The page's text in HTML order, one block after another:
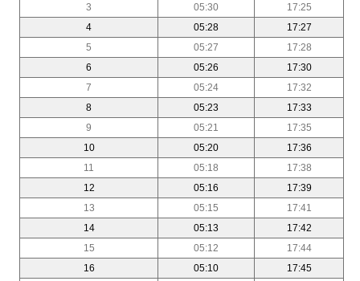
3
05:30
17:25
4
05:28
17:27
5
05:27
17:28
6
05:26
17:30
7
05:24
17:32
8
05:23
17:33
9
05:21
17:35
10
05:20
17:36
11
05:18
17:38
12
05:16
17:39
13
05:15
17:41
14
05:13
17:42
15
05:12
17:44
16
05:10
17:45